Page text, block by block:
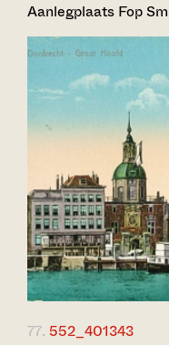
Aanlegplaats Fop
77. 552_401343